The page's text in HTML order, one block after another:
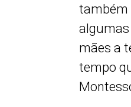
também
mães a
tempo